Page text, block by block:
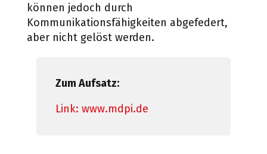
können jedoch durch
Kommunikationsfähigkeiten abgefedert,
aber nicht gelöst werden.
Zum Aufsatz:
Link: www.mdpi.de